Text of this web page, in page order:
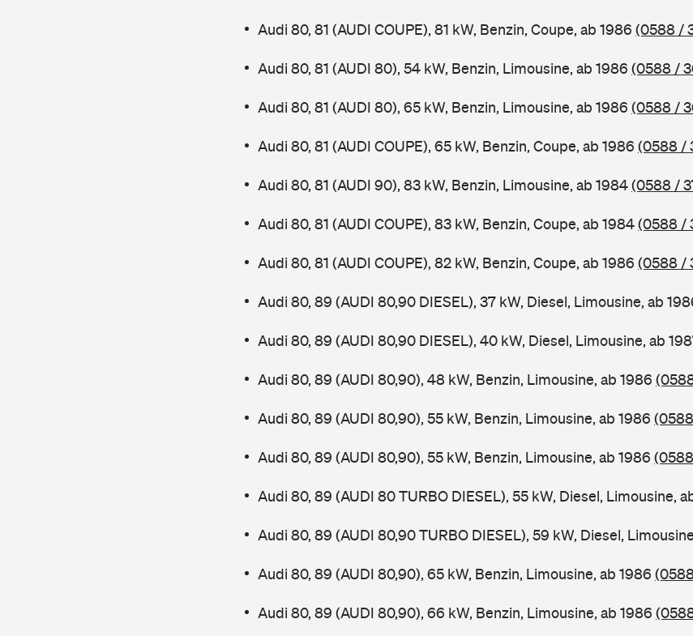
Audi 80, 81 (AUDI COUPE), 81 kW, Benzin, Coupe, ab 1986 (0588 /
Audi 80, 81 (AUDI 80), 54 kW, Benzin, Limousine, ab 1986 (0588 /
Audi 80, 81 (AUDI 80), 65 kW, Benzin, Limousine, ab 1986 (0588 /
Audi 80, 81 (AUDI COUPE), 65 kW, Benzin, Coupe, ab 1986 (0588 /
Audi 80, 81 (AUDI 90), 83 kW, Benzin, Limousine, ab 1984(0588 /
Audi 80, 81 (AUDI COUPE), 83 kW, Benzin, Coupe, ab 1984(0588 /
Audi 80, 81 (AUDI COUPE), 82 kW, Benzin, Coupe, ab 1986 (0588 /
Audi 80, 89 (AUDI 80,90 DIESEL), 37 kW, Diesel, Limousine, ab
Audi 80, 89 (AUDI 80,90 DIESEL), 40 kW, Diesel, Limousine, ab
Audi 80, 89 (AUDI 80,90), 48 kW, Benzin, Limousine, ab 1986
Audi 80, 89 (AUDI 80,90), 55 kW, Benzin, Limousine, ab 1986
Audi 80, 89 (AUDI 80,90), 55 kW, Benzin, Limousine, ab 1986
Audi 80, 89 (AUDI 80 TURBO DIESEL), 55 kW, Diesel, Limousine,
Audi 80, 89 (AUDI 80,90 TURBO DIESEL), 59 kW, Diesel,
Audi 80, 89 (AUDI 80,90), 65 kW, Benzin, Limousine, ab 1986
Audi 80, 89 (AUDI 80,90), 66 kW, Benzin, Limousine, ab 1986